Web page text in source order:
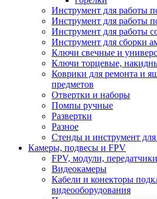
Инструмент для работы
Инструмент для работы
Инструмент для работы
Инструмент для сборки
Ключи свечные и
Ключи торцевые,
Коврики для ремонта и
предметов
Отвертки и наборы
Помпы ручные
Развертки
Разное
Стенды и инструмент
Камеры, подвесы и FPV
FPV, модули,
Видеокамеры
Кабели и конекторы
видеооборудования